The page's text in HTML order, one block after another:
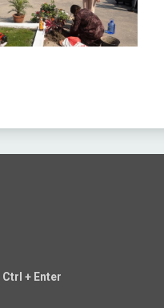
Ctrl + Enter